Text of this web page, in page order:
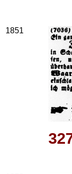
1851